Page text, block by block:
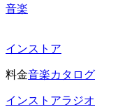
音楽
インストア
料金音楽カタログ
インストアラジオ